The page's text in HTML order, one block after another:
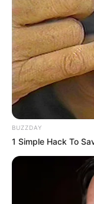
BUZZDAY
1 Simple Hack To